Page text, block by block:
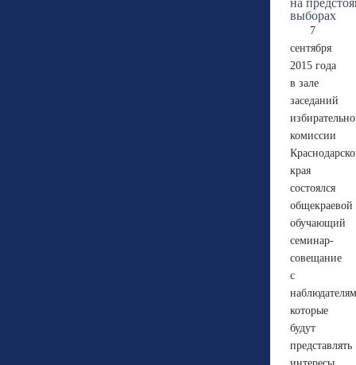
7
сентября
2015 года
в зале
заседаний
комиссии
края
состоялся
общекраевой
обучающий
семинар-
совещание
с
которые
будут
представлять